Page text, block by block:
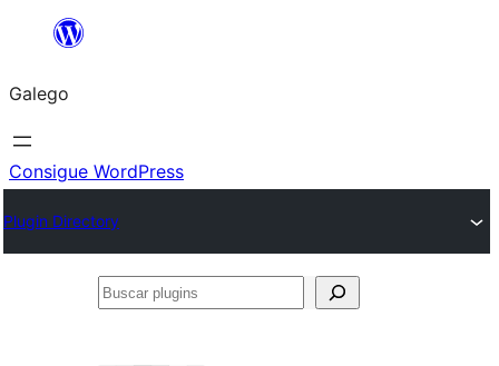
Saltar
contido
Galego
Consigue WordPress
Plugin Directory
Buscar